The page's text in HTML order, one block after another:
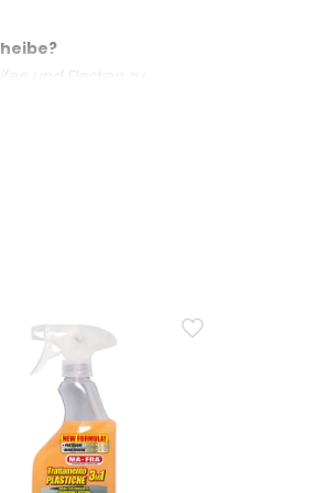
und Flecken zu
Alcantara oder Soft-
Tiefe und entfernt
der oleophobe Effekt
Anwendungen an Innen-